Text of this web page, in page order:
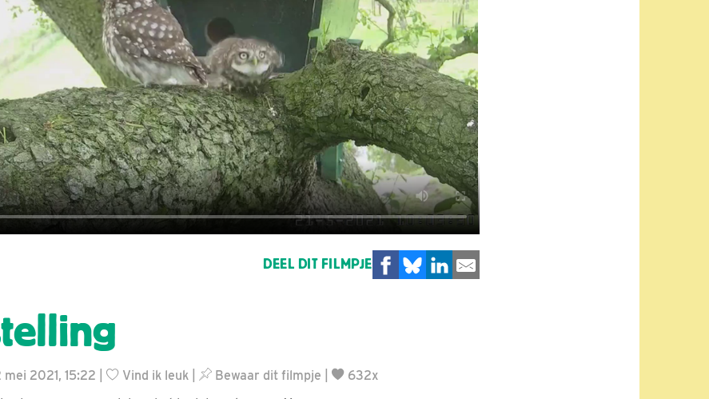
DEEL DIT FILMPJE
2021, 15:22 | Vind ik leuk Bewaar dit filmpje
632x